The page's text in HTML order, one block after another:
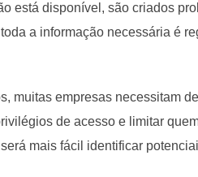
está disponível, são criados
a informação necessária é
muitas empresas necessitam
de acesso e limitar
mais fácil identificar